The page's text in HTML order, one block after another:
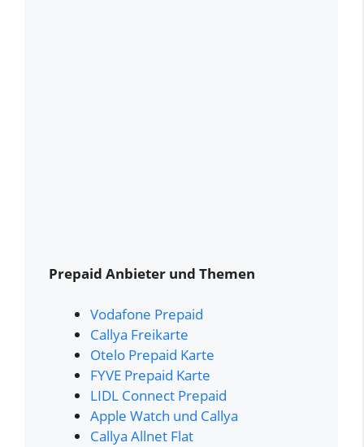
Prepaid Anbieter und Themen
Vodafone Prepaid
Callya Freikarte
Otelo Prepaid Karte
FYVE Prepaid Karte
LIDL Connect Prepaid
Apple Watch und Callya
Callya Allnet Flat